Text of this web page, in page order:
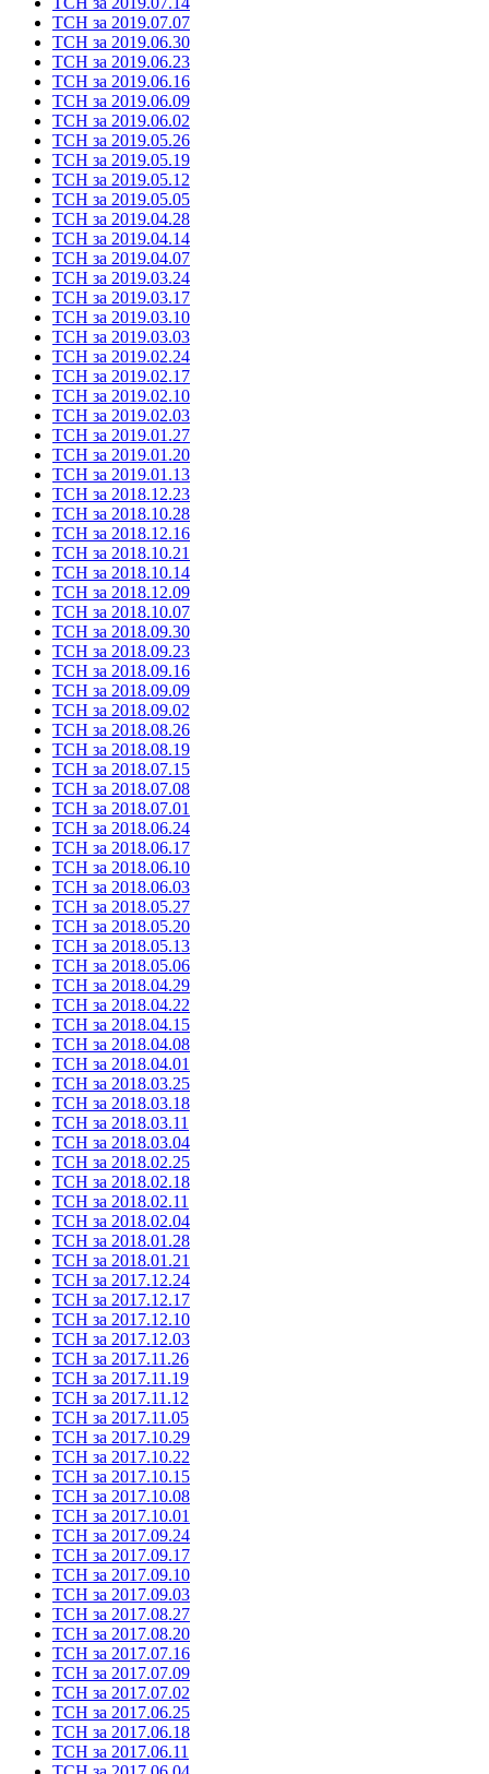
ТСН за 2019.07.07
ТСН за 2019.06.30
ТСН за 2019.06.23
ТСН за 2019.06.16
ТСН за 2019.06.09
ТСН за 2019.06.02
ТСН за 2019.05.26
ТСН за 2019.05.19
ТСН за 2019.05.12
ТСН за 2019.05.05
ТСН за 2019.04.28
ТСН за 2019.04.14
ТСН за 2019.04.07
ТСН за 2019.03.24
ТСН за 2019.03.17
ТСН за 2019.03.10
ТСН за 2019.03.03
ТСН за 2019.02.24
ТСН за 2019.02.17
ТСН за 2019.02.10
ТСН за 2019.02.03
ТСН за 2019.01.27
ТСН за 2019.01.20
ТСН за 2019.01.13
ТСН за 2018.12.23
ТСН за 2018.10.28
ТСН за 2018.12.16
ТСН за 2018.10.21
ТСН за 2018.10.14
ТСН за 2018.12.09
ТСН за 2018.10.07
ТСН за 2018.09.30
ТСН за 2018.09.23
ТСН за 2018.09.16
ТСН за 2018.09.09
ТСН за 2018.09.02
ТСН за 2018.08.26
ТСН за 2018.08.19
ТСН за 2018.07.15
ТСН за 2018.07.08
ТСН за 2018.07.01
ТСН за 2018.06.24
ТСН за 2018.06.17
ТСН за 2018.06.10
ТСН за 2018.06.03
ТСН за 2018.05.27
ТСН за 2018.05.20
ТСН за 2018.05.13
ТСН за 2018.05.06
ТСН за 2018.04.29
ТСН за 2018.04.22
ТСН за 2018.04.15
ТСН за 2018.04.08
ТСН за 2018.04.01
ТСН за 2018.03.25
ТСН за 2018.03.18
ТСН за 2018.03.11
ТСН за 2018.03.04
ТСН за 2018.02.25
ТСН за 2018.02.18
ТСН за 2018.02.11
ТСН за 2018.02.04
ТСН за 2018.01.28
ТСН за 2018.01.21
ТСН за 2017.12.24
ТСН за 2017.12.17
ТСН за 2017.12.10
ТСН за 2017.12.03
ТСН за 2017.11.26
ТСН за 2017.11.19
ТСН за 2017.11.12
ТСН за 2017.11.05
ТСН за 2017.10.29
ТСН за 2017.10.22
ТСН за 2017.10.15
ТСН за 2017.10.08
ТСН за 2017.10.01
ТСН за 2017.09.24
ТСН за 2017.09.17
ТСН за 2017.09.10
ТСН за 2017.09.03
ТСН за 2017.08.27
ТСН за 2017.08.20
ТСН за 2017.07.16
ТСН за 2017.07.09
ТСН за 2017.07.02
ТСН за 2017.06.25
ТСН за 2017.06.18
ТСН за 2017.06.11